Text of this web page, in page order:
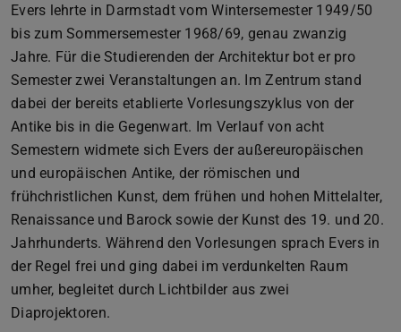
Evers lehrte in Darmstadt vom Wintersemester 1949/50
bis zum Sommersemester 1968/69, genau zwanzig
Jahre. Für die Studierenden der Architektur bot er pro
Semester zwei Veranstaltungen an. Im Zentrum stand
dabei der bereits etablierte Vorlesungszyklus von der
Antike bis in die Gegenwart. Im Verlauf von acht
Semestern widmete sich Evers der außereuropäischen
und europäischen Antike, der römischen und
frühchristlichen Kunst, dem frühen und hohen Mittelalter,
Renaissance und Barock sowie der Kunst des 19. und 20.
Jahrhunderts. Während den Vorlesungen sprach Evers in
der Regel frei und ging dabei im verdunkelten Raum
umher, begleitet durch Lichtbilder aus zwei
Diaprojektoren.